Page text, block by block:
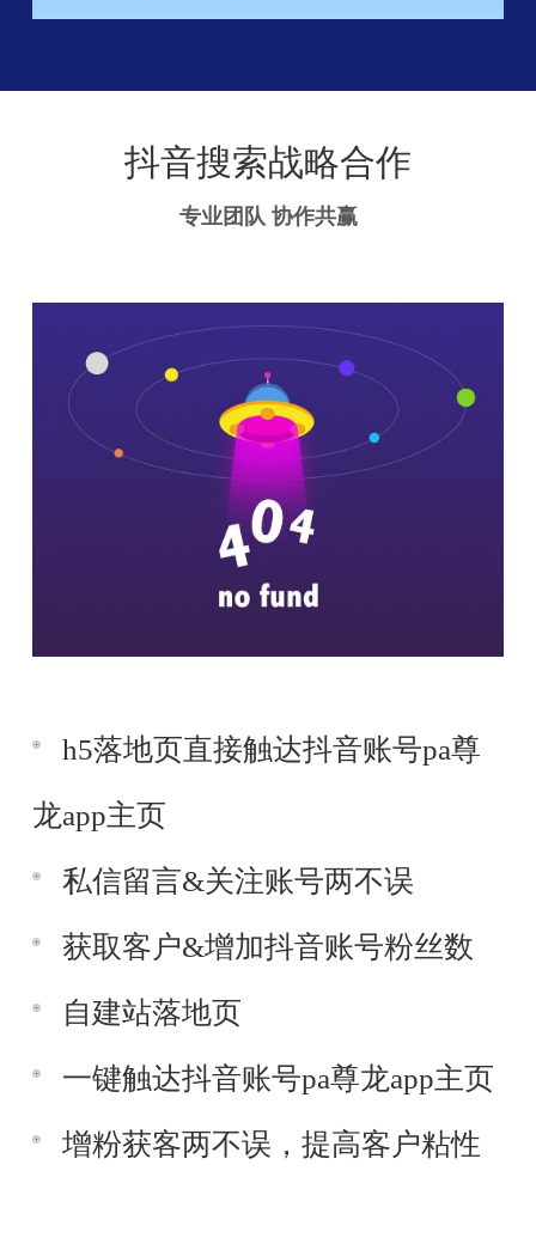
抖音搜索战略合作
专业团队 协作共赢
h5落地页直接触达抖音账号pa尊
龙app主页
私信留言&关注账号两不误
获取客户&增加抖音账号粉丝数
自建站落地页
一键触达抖音账号pa尊龙app主页
增粉获客两不误，提高客户粘性